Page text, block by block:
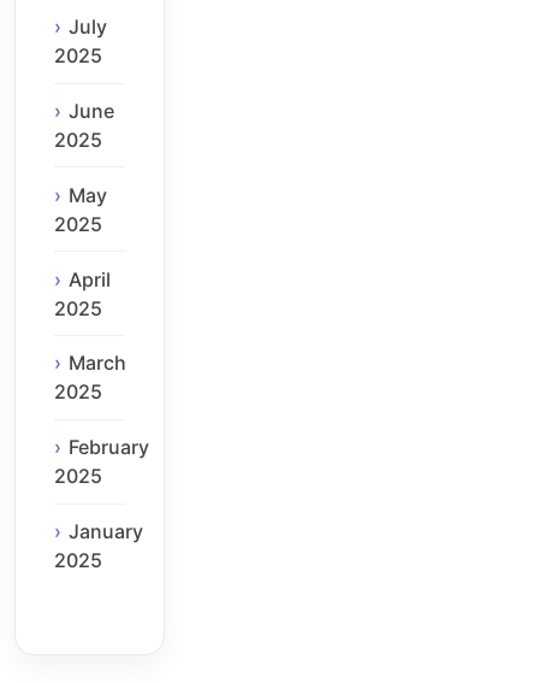
July
2025
June
2025
May
2025
April
2025
March
2025
February
2025
January
2025